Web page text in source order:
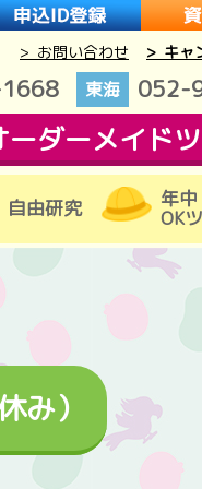
> お問い合わせ > キャ
東海 052-
ーダーメイド
自由研究 年
OK
み）